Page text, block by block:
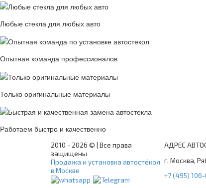
Любые стекла для любых авто
Опытная команда профессионалов
Только оригинальные материалы
Работаем быстро и качественно
2010 - 2026 © | Все права
защищены
Продажа и установка автостёкол
в Москве
АДРЕС
г. Москва,
+7 (495)